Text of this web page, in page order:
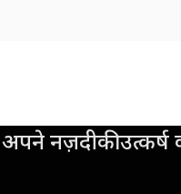
अपने नज़दीकी